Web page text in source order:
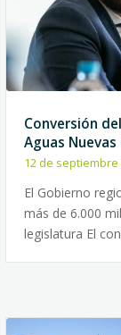
Conversión
Aguas
12 de septiembre
El Gobierno
más de 6.000
legislatura El